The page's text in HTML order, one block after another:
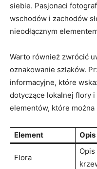
siebie. Pasjonaci
wschodów i zachodów
nieodłącznym
Warto również zwrócić
oznakowanie szlaków.
informacyjne, które
dotyczące lokalnej flory
elementów, które
Element Opis
Flora